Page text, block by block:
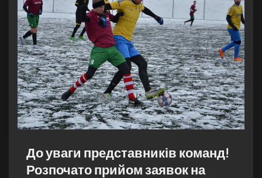
До уваги представників команд!
Розпочато прийом заявок на